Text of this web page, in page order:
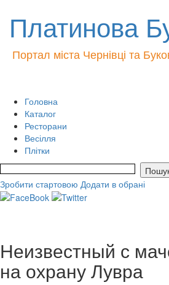
Платинова
Портал міста Чернівці та
Головна
Каталог
Ресторани
Весілля
Плітки
Зробити стартовою Додати в обрані
Неизвестный с
на охрану Лувра